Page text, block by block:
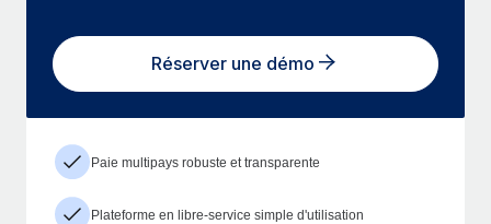
Réserver une démo
Paie multipays robuste et transparente
Plateforme en libre-service simple d'utilisation